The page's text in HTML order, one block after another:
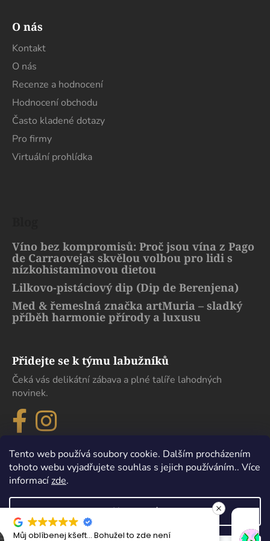
Tento web používá soubory cookie. Dalším procházením
tohoto webu vyjadřujete souhlas s jejich používáním.. Více
informacízde.
Nastavení
O nás
Kontakt
O nás
Recenze a hodnocení
Hodnocení obchodu
Často kladené dotazy
Pro firmy
Virtuální prohlídka
Víno bez kompromisů: Proč jsou vína z Pago
de Carraovejas skvělou volbou pro lidi s
nízkohistaminovou dietou
Lilkovo-pistáciový dip (Dip de Berenjena)
Med & řemeslná značka artMuria – sladký
příběh harmonie přírody a luxusu
Přidejte se k týmu labužníků
Čeká vás delikátní zábava a plné talíře lahodných
novinek.
Maximální spokojenost, sehnal jsem zde lahev